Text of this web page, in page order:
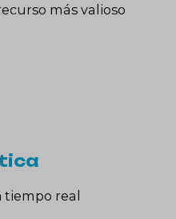
más valioso
real